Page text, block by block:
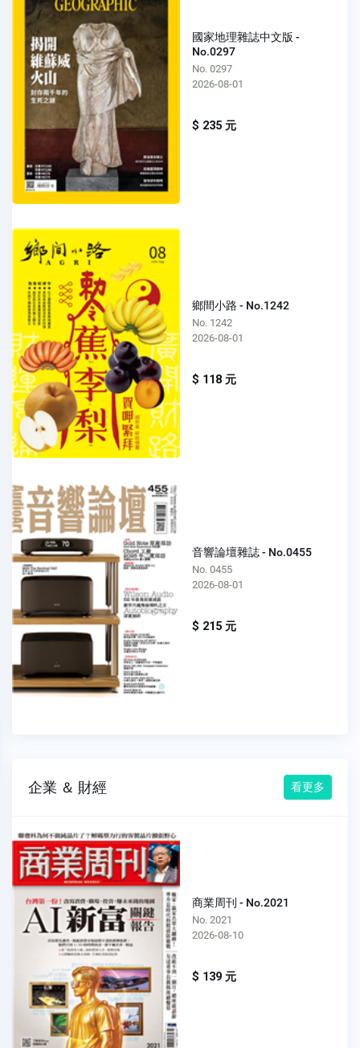
國家地理雜誌中文版 -
No.0297
No. 0297
2026-08-01
$ 235 元
鄉間小路 - No.1242
No. 1242
2026-08-01
$ 118 元
音響論壇雜誌 - No.0455
No. 0455
2026-08-01
$ 215 元
企業 ＆ 財經 看更多
商業周刊 - No.2021
No. 2021
2026-08-10
$ 139 元